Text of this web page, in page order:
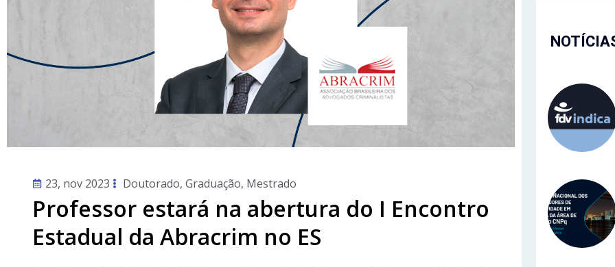
23, nov 2023 Doutorado, Graduação, Mestrado
Professor estará na abertura do I Encontro
Estadual da Abracrim no ES